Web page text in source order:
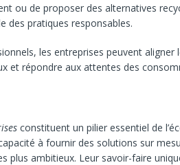
ou de proposer des alternatives
des pratiques responsables.
les entreprises peuvent aligner
et répondre aux attentes des
constituent un pilier essentiel de
à fournir des solutions sur
plus ambitieux. Leur savoir-faire